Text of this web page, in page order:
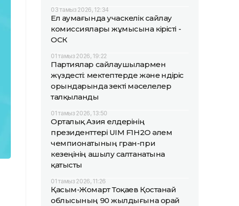
03 тамыз 2026, 12:34
Ел аумағында учаскелік сайлау
комиссиялары жұмысына кірісті -
ОСК
01 тамыз 2026, 19:22
Партиялар сайлаушылармен
жүздесті: мектептерде және өндіріс
орындарында өзекті мәселелер
талқыланды
01 тамыз 2026, 13:50
Орталық Азия елдерінің
президенттері UIM F1H2O әлем
чемпионатының гран-при
кезеңінің ашылу салтанатына
қатысты
01 тамыз 2026, 11:26
Қасым-Жомарт Тоқаев Қостанай
облысының 90 жылдығына орай